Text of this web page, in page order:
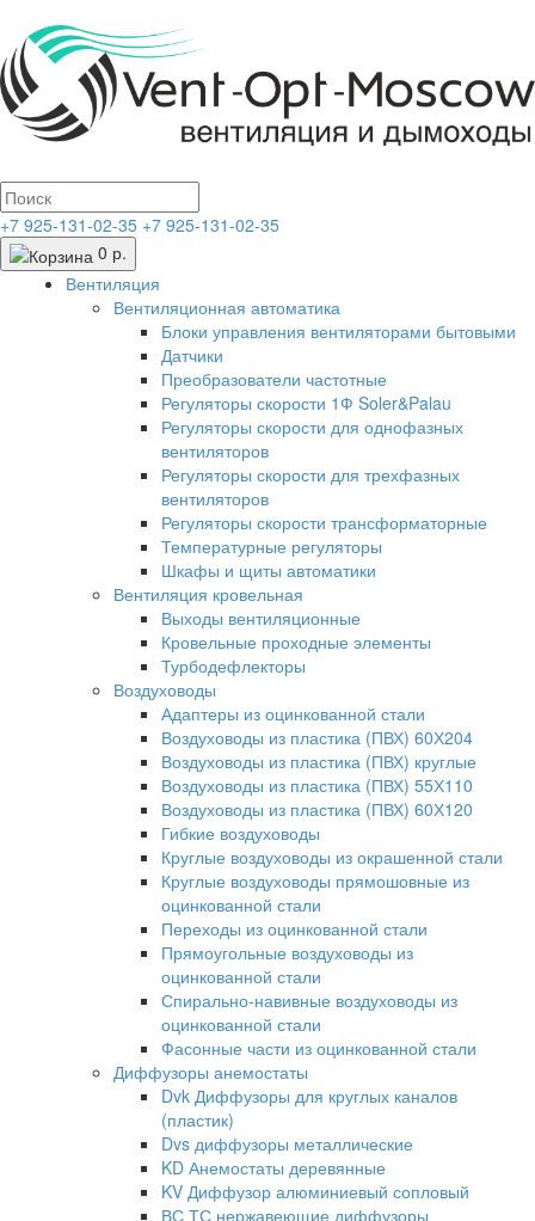
+7 925-131-02-35 +7 925-131-02-35
0 р.
Вентиляция
Вентиляционная автоматика
Блоки управления вентиляторами бытовыми
Датчики
Преобразователи частотные
Регуляторы скорости 1Ф Soler&Palau
Регуляторы скорости для однофазных
вентиляторов
Регуляторы скорости для трехфазных
вентиляторов
Регуляторы скорости трансформаторные
Температурные регуляторы
Шкафы и щиты автоматики
Вентиляция кровельная
Выходы вентиляционные
Кровельные проходные элементы
Турбодефлекторы
Воздуховоды
Адаптеры из оцинкованной стали
Воздуховоды из пластика (ПВХ) 60Х204
Воздуховоды из пластика (ПВХ) круглые
Воздуховоды из пластика (ПВХ) 55Х110
Воздуховоды из пластика (ПВХ) 60Х120
Гибкие воздуховоды
Круглые воздуховоды из окрашенной стали
Круглые воздуховоды прямошовные из
оцинкованной стали
Переходы из оцинкованной стали
Прямоугольные воздуховоды из
оцинкованной стали
Спирально-навивные воздуховоды из
оцинкованной стали
Фасонные части из оцинкованной стали
Диффузоры анемостаты
Dvk Диффузоры для круглых каналов
(пластик)
Dvs диффузоры металлические
KD Анемостаты деревянные
KV Диффузор алюминиевый сопловый
ВС ТС нержавеющие диффузоры